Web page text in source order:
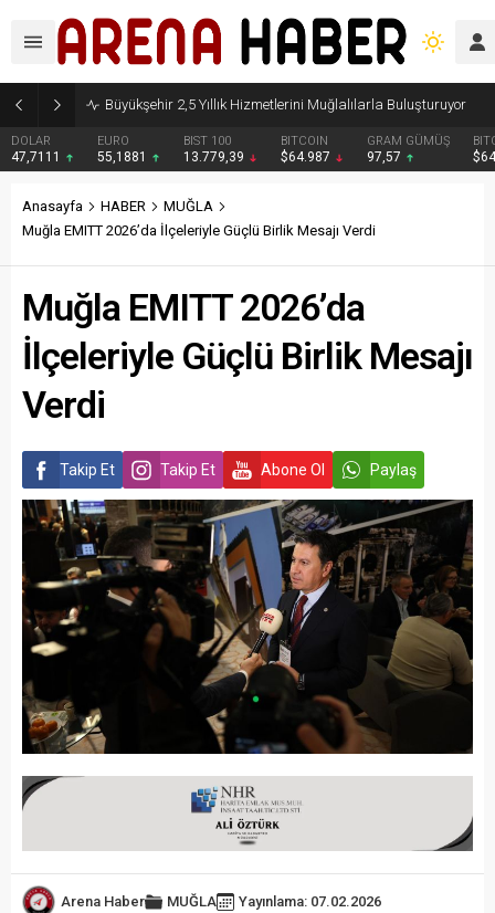
Büyükşehir 2,5 Yıllık Hizmetlerini Muğlalılarla Buluşturuyor
DOLAR
47,7111
EURO
55,1881
BIST 100
13.779,39
BITCOIN
$64.987
GRAM GÜMÜŞ
97,57
Anasayfa HABER
MUĞLA
Muğla EMITT 2026’da İlçeleriyle Güçlü Birlik Mesajı Verdi
Muğla EMITT 2026’da
İlçeleriyle Güçlü Birlik Mesajı
Verdi
Takip Et Takip Et Abone Ol Paylaş
Arena Haber MUĞLA Yayınlama: 07.02.2026